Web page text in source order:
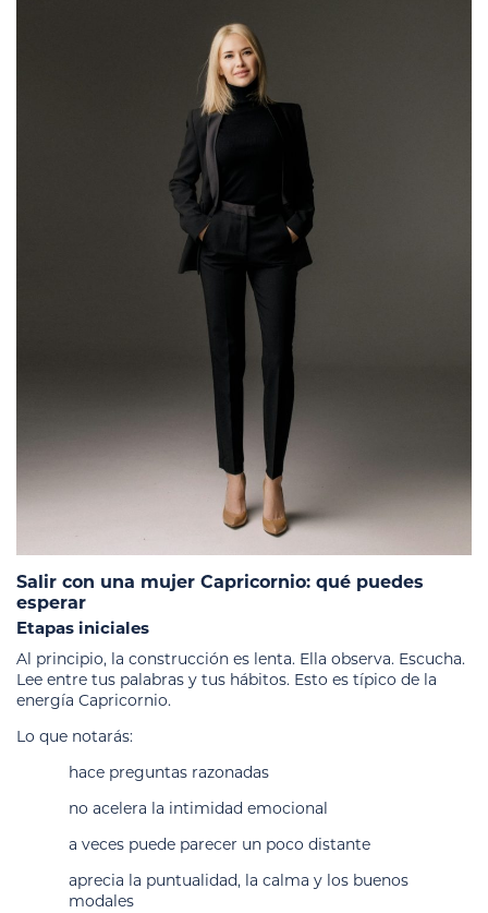
Salir con una mujer Capricornio: qué puedes
esperar
Etapas iniciales
Al principio, la construcción es lenta. Ella observa. Escucha.
Lee entre tus palabras y tus hábitos. Esto es típico de la
energía Capricornio.
Lo que notarás:
hace preguntas razonadas
no acelera la intimidad emocional
a veces puede parecer un poco distante
aprecia la puntualidad, la calma y los buenos
modales